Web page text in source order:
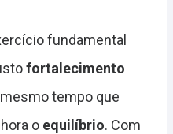
fundamental
fortalecimento
tempo que
o equilíbrio. Com